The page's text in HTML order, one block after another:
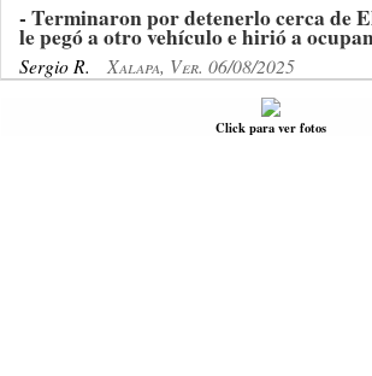
- Terminaron por detenerlo cerca de
le pegó a otro vehículo e hirió a
Sergio R. Xalapa, Ver. 06/08/2025
Click para ver fotos